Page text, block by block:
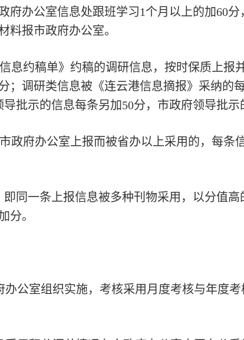
府办公室信息处跟班学习1个月以上的加60
料报市政府办公室。
息约稿单》约稿的调研信息，按时保质上报
；调研类信息被《连云港信息摘报》采纳的
批示的信息每条另加50分，市政府领导批示
政府办公室上报而被省办以上采用的，每条
同一条上报信息被多种刊物采用，以分值
分。
公室组织实施，考核采用月度考核与年度